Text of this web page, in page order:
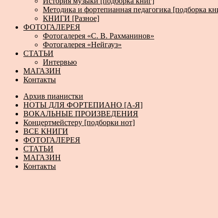
Методика и фортепианная педагогика [подборка
КНИГИ [Разное]
ФОТОГАЛЕРЕЯ
Фотогалерея «С. В. Рахманинов»
Фотогалерея «Нейгауз»
СТАТЬИ
Интервью
МАГАЗИН
Контакты
Архив пианистки
НОТЫ ДЛЯ ФОРТЕПИАНО [А-Я]
ВОКАЛЬНЫЕ ПРОИЗВЕДЕНИЯ
Концертмейстеру [подборки нот]
ВСЕ КНИГИ
ФОТОГАЛЕРЕЯ
СТАТЬИ
МАГАЗИН
Контакты